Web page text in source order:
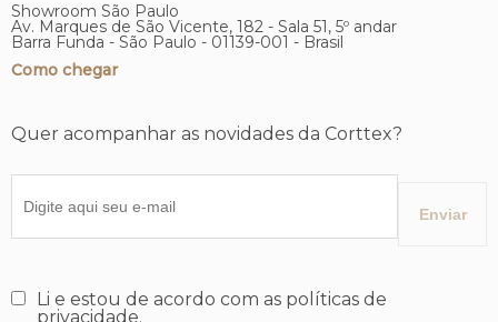
Showroom São Paulo
Av. Marques de São Vicente, 182 - Sala 51, 5º andar
Barra Funda - São Paulo - 01139-001 - Brasil
Como chegar
Quer acompanhar as novidades da Corttex?
Li e estou de acordo com as políticas de
privacidade.